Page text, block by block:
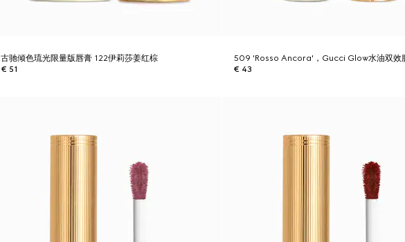
古驰倾色琉光限量版唇膏 122伊莉莎姜红棕
€ 51
509 'Rosso Ancora'，Gucci Glow水油双效
€ 43